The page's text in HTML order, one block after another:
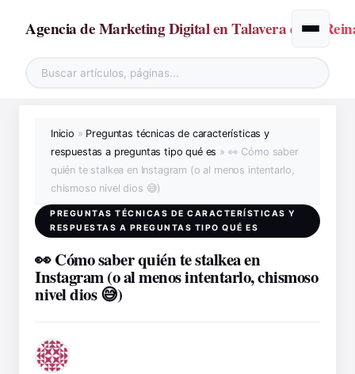
Agencia de Marketing Digital en Talavera de laAlternar
Inicio » Preguntas técnicas de características y
respuestas a preguntas tipo qué es » 👀 Cómo saber
quién te stalkea en Instagram (o al menos intentarlo,
chismoso nivel dios 😅)
PREGUNTAS TÉCNICAS DE CARACTERÍSTICAS Y
RESPUESTAS A PREGUNTAS TIPO QUÉ ES
👀 Cómo saber quién te stalkea en
Instagram (o al menos intentarlo, chismoso
nivel dios 😅)